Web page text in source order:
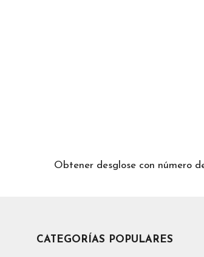
Obtener desglose con número
CATEGORÍAS POPULARES